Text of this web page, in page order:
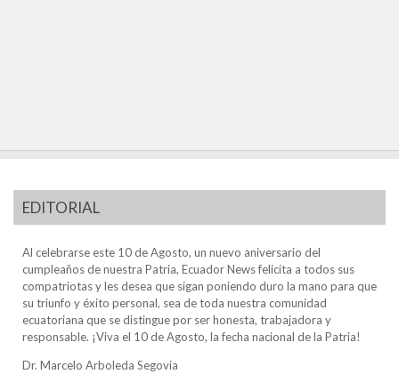
EDITORIAL
Al celebrarse este 10 de Agosto, un nuevo aniversario del
cumpleaños de nuestra Patria, Ecuador News felicita a todos sus
compatriotas y les desea que sigan poniendo duro la mano para que
su triunfo y éxito personal, sea de toda nuestra comunidad
ecuatoriana que se distingue por ser honesta, trabajadora y
responsable. ¡Viva el 10 de Agosto, la fecha nacional de la Patria!
Dr. Marcelo Arboleda Segovia